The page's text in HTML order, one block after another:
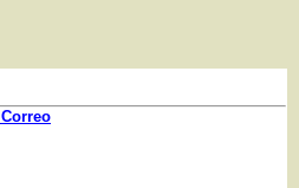
Correo